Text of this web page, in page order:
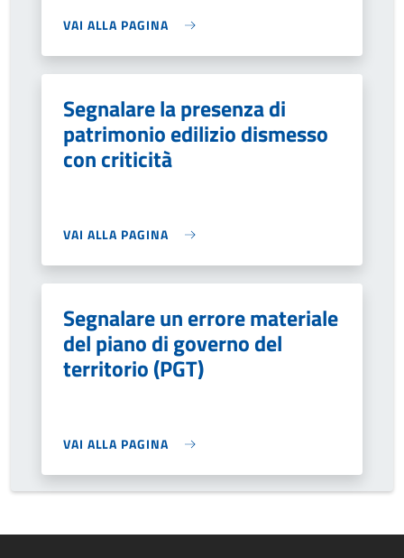
VAI ALLA PAGINA
Segnalare la presenza di
patrimonio edilizio dismesso
con criticità
VAI ALLA PAGINA
Segnalare un errore materiale
del piano di governo del
territorio (PGT)
VAI ALLA PAGINA